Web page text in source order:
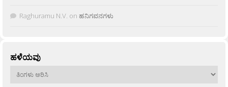
Raghuramu N.V. on ಹನಿಗವನಗಳು
ಹಳೆಯವು
ಹಳೆಯವು